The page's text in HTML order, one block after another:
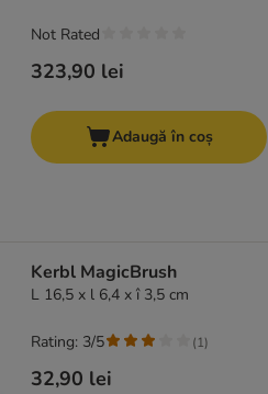
323,90 lei
Not Rated
Adaugă în coș
Kerbl MagicBrush
L 16,5 x l 6,4 x î 3,5 cm
32,90 lei
Rating: 3/5 (1)